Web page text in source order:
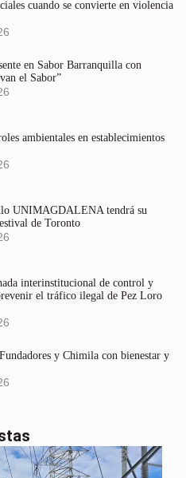
cuando se convierte en violencia
en Sabor Barranquilla con
el Sabor”
ambientales en establecimientos
UNIMAGDALENA tendrá su
de Toronto
interinstitucional de control y
el tráfico ilegal de Pez Loro
y Chimila con bienestar y